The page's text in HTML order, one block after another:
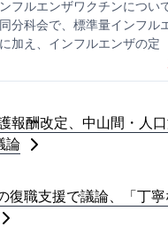
フルエンザワクチンについ
分科会で、標準量インフル
加え、インフルエンザの定
報酬改定、中山間・人
論
復職支援で議論、「丁